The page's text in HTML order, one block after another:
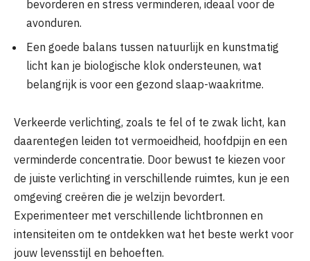
bevorderen en stress verminderen, ideaal voor de
avonduren.
Een goede balans tussen natuurlijk en kunstmatig
licht kan je biologische klok ondersteunen, wat
belangrijk is voor een gezond slaap-waakritme.
Verkeerde verlichting, zoals te fel of te zwak licht, kan
daarentegen leiden tot vermoeidheid, hoofdpijn en een
verminderde concentratie. Door bewust te kiezen voor
de juiste verlichting in verschillende ruimtes, kun je een
omgeving creëren die je welzijn bevordert.
Experimenteer met verschillende lichtbronnen en
intensiteiten om te ontdekken wat het beste werkt voor
jouw levensstijl en behoeften.